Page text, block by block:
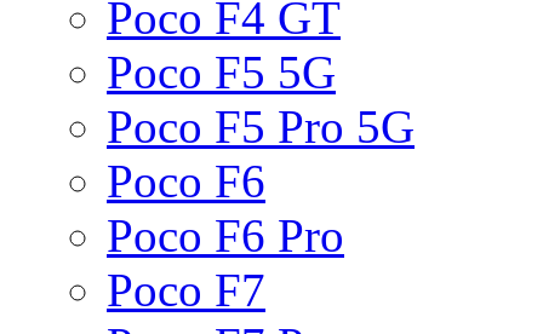
Poco F4 GT
Poco F5 5G
Poco F5 Pro 5G
Poco F6
Poco F6 Pro
Poco F7